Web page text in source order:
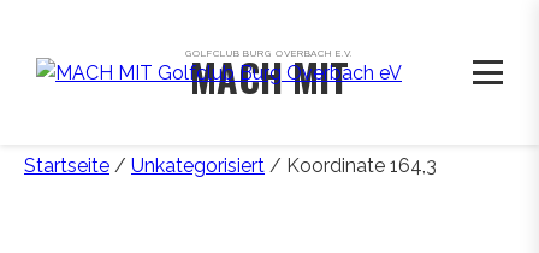
GOLFCLUB BURG OVERBACH E.V.
MACH MIT
Startseite / Unkategorisiert / Koordinate 164,3